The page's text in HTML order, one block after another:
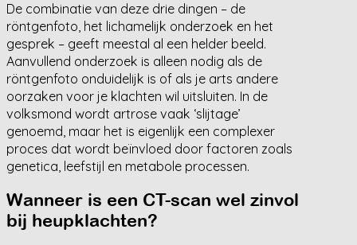
De combinatie van deze drie dingen – de
röntgenfoto, het lichamelijk onderzoek en het
gesprek – geeft meestal al een helder beeld.
Aanvullend onderzoek is alleen nodig als de
röntgenfoto onduidelijk is of als je arts andere
oorzaken voor je klachten wil uitsluiten. In de
volksmond wordt artrose vaak ‘slijtage’
genoemd, maar het is eigenlijk een complexer
proces dat wordt beïnvloed door factoren zoals
genetica, leefstijl en metabole processen.
Wanneer is een CT-scan wel zinvol
bij heupklachten?